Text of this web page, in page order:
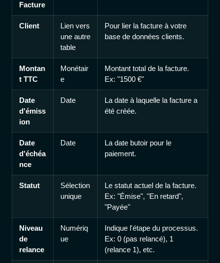
Facture
Client
Lien vers
une autre
table
Pour lier la facture à votre
base de données clients.
Montan
t TTC
Monétair
e
Montant total de la facture.
Ex: "1500 €"
Date
d'émiss
ion
Date
La date à laquelle la facture a
été créée.
Date
d'échéa
nce
Date
La date butoir pour le
paiement.
Statut
Sélection
unique
Le statut actuel de la facture.
Ex: "Émise", "En retard",
"Payée"
Niveau
de
relance
Numériq
ue
Indique l'étape du processus.
Ex: 0 (pas relancé), 1
(relance 1), etc.